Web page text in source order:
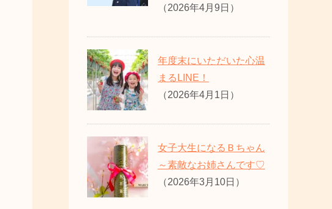
（2026年4月9日）
年度末にいただいた心温
まるLINE！
（2026年4月1日）
女子大生になるＢちゃん
～素敵なお姉さんです♡
（2026年3月10日）